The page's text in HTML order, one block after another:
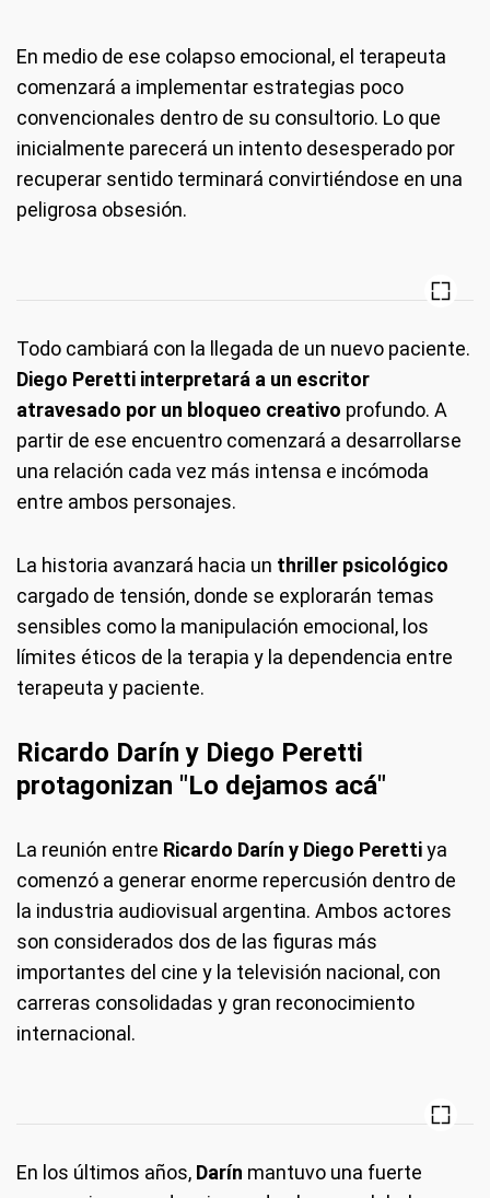
En medio de ese colapso emocional, el terapeuta
comenzará a implementar estrategias poco
convencionales dentro de su consultorio. Lo que
inicialmente parecerá un intento desesperado por
recuperar sentido terminará convirtiéndose en una
peligrosa obsesión.
Todo cambiará con la llegada de un nuevo paciente.
Diego Peretti interpretará a un escritor
atravesado por un bloqueo creativo profundo. A
partir de ese encuentro comenzará a desarrollarse
una relación cada vez más intensa e incómoda
entre ambos personajes.
La historia avanzará hacia un thriller psicológico
cargado de tensión, donde se explorarán temas
sensibles como la manipulación emocional, los
límites éticos de la terapia y la dependencia entre
terapeuta y paciente.
Ricardo Darín y Diego Peretti
protagonizan "Lo dejamos acá"
La reunión entre Ricardo Darín y Diego Perettiya
comenzó a generar enorme repercusión dentro de
la industria audiovisual argentina. Ambos actores
son considerados dos de las figuras más
importantes del cine y la televisión nacional, con
carreras consolidadas y gran reconocimiento
internacional.
En los últimos años, Darín mantuvo una fuerte